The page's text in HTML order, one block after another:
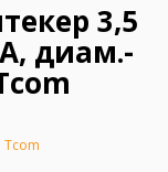
3,5
диам.-
Tcom